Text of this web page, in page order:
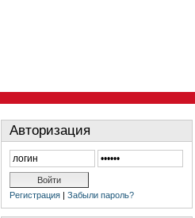
Авторизация
Регистрация | Забыли пароль?